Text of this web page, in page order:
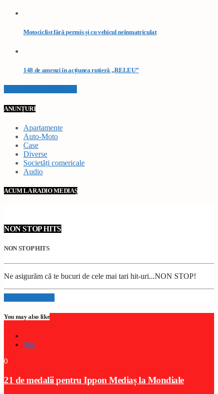
Motociclist fără permis și cu vehicul neînmatriculat
148 de amenzi în acțiunea rutieră „RELEU”
ANUNȚURI
Apartamente
Auto-Moto
Case
Diverse
Societăți comericale
Audio
ACUM LA RADIO MEDIAȘ
NON STOP HITS
NON STOP HITS
Ne asigurăm că te bucuri de cele mai tari hit-uri...NON STOP!
Info and episodes
You may also like
Stiri
0
21 de medalii pentru Ippon Mediaș la Mondiale